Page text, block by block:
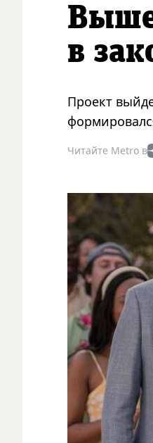
в
Проект
Читайте Metro в